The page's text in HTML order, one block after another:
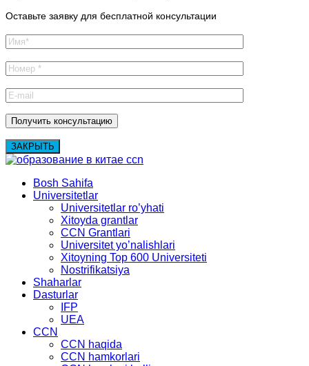
Оставьте заявку для бесплатной консультации
ЗАКРЫТЬ
Bosh Sahifa
Universitetlar
Universitetlar ro’yhati
Xitoyda grantlar
CCN Grantlari
Universitet yo’nalishlari
Xitoyning Top 600 Universiteti
Nostrifikatsiya
Shaharlar
Dasturlar
IFP
UEA
CCN
CCN haqida
CCN hamkorlari